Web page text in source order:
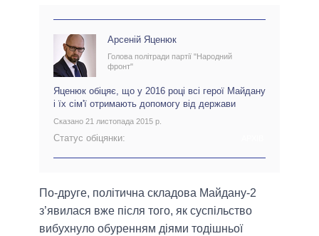
Арсеній Яценюк
Голова політради партії "Народний
фронт"
Яценюк обіцяє, що у 2016 році всі герої Майдану
і їх сім'ї отримають допомогу від держави
Сказано 21 листопада 2015 р.
Статус обіцянки:
По-друге, політична складова Майдану-2
з’явилася вже після того, як суспільство
вибухнуло обуренням діями тодішньої